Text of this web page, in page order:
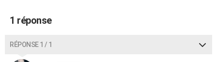
Carte de Noël
Carte Bonne année
Carte Saint-Valentin
Carte Pâques
Carte d'anniversaire
DICTIONNAIRE
Dictionnaire
Biographies
Citations
Expressions
Proverbes
PROGRAMME TV
1 réponse
RÉPONSE 1 / 1